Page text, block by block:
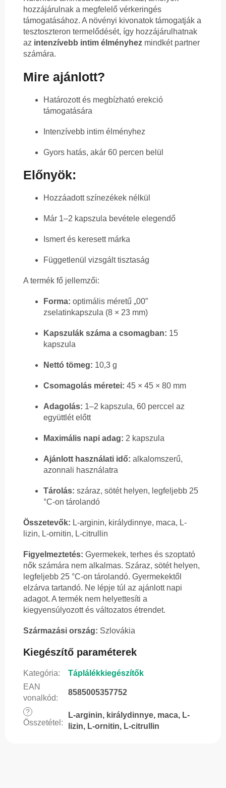
hozzájárulnak a megfelelő vérkeringés
támogatásához. A növényi kivonatok támogatják a
tesztoszteron termelődését, így hozzájárulhatnak
az intenzívebb intim élményhez mindkét partner
számára.
Mire ajánlott?
Határozott és megbízható erekció
támogatására
Intenzívebb intim élményhez
Gyors hatás, akár 60 percen belül
Előnyök:
Hozzáadott színezékek nélkül
Már 1–2 kapszula bevétele elegendő
Ismert és keresett márka
Függetlenül vizsgált tisztaság
A termék fő jellemzői:
Forma: optimális méretű „00”
zselatinkapszula (8 × 23 mm)
Kapszulák száma a csomagban: 15
kapszula
Nettó tömeg: 10,3 g
Csomagolás méretei: 45 × 45 × 80 mm
Adagolás: 1–2 kapszula, 60 perccel az
együttlét előtt
Maximális napi adag: 2 kapszula
Ajánlott használati idő: alkalomszerű,
azonnali használatra
Tárolás: száraz, sötét helyen, legfeljebb 25
°C-on tárolandó
Összetevők: L-arginin, királydinnye, maca, L-
lizin, L-ornitin, L-citrullin
Figyelmeztetés: Gyermekek, terhes és szoptató
nők számára nem alkalmas. Száraz, sötét helyen,
legfeljebb 25 °C-on tárolandó. Gyermekektől
elzárva tartandó. Ne lépje túl az ajánlott napi
adagot. A termék nem helyettesíti a
kiegyensúlyozott és változatos étrendet.
Származási ország: Szlovákia
Kiegészítő paraméterek
Kategória:
Táplálékkiegészítők
EAN
vonalkód:
8585005357752
?
Összetétel :
L-arginin, királydinnye, maca, L-
lizin, L-ornitin, L-citrullin